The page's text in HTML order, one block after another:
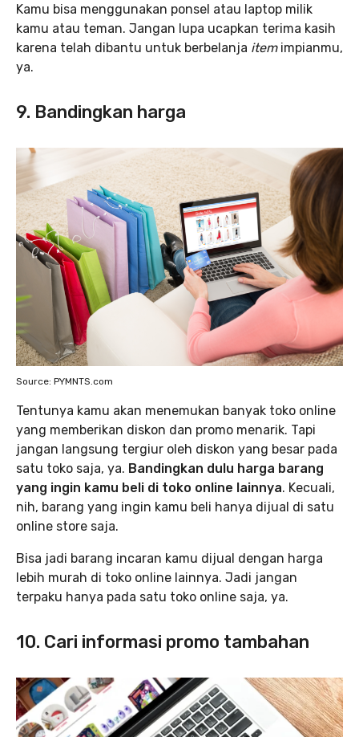
Kamu bisa menggunakan ponsel atau laptop milik
kamu atau teman. Jangan lupa ucapkan terima kasih
karena telah dibantu untuk berbelanja itemimpianmu,
ya.
9. Bandingkan harga
Source: PYMNTS.com
Tentunya kamu akan menemukan banyak toko online
yang memberikan diskon dan promo menarik. Tapi
jangan langsung tergiur oleh diskon yang besar pada
satu toko saja, ya. Bandingkan dulu harga barang
yang ingin kamu beli di toko online lainnya. Kecuali,
nih, barang yang ingin kamu beli hanya dijual di satu
online store saja.
Bisa jadi barang incaran kamu dijual dengan harga
lebih murah di toko online lainnya. Jadi jangan
terpaku hanya pada satu toko online saja, ya.
10. Cari informasi promo tambahan